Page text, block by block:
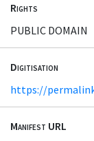
Rights
PUBLIC DOMAIN
Digitisation
https://
Manifest URL